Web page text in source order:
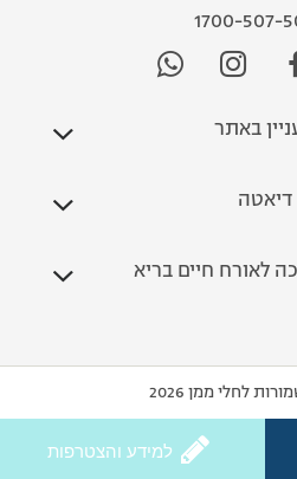
1700-507-
באתר
דיאטה
לאורח חיים בריא
לחלי ממן 2026
למידע והצטרפות